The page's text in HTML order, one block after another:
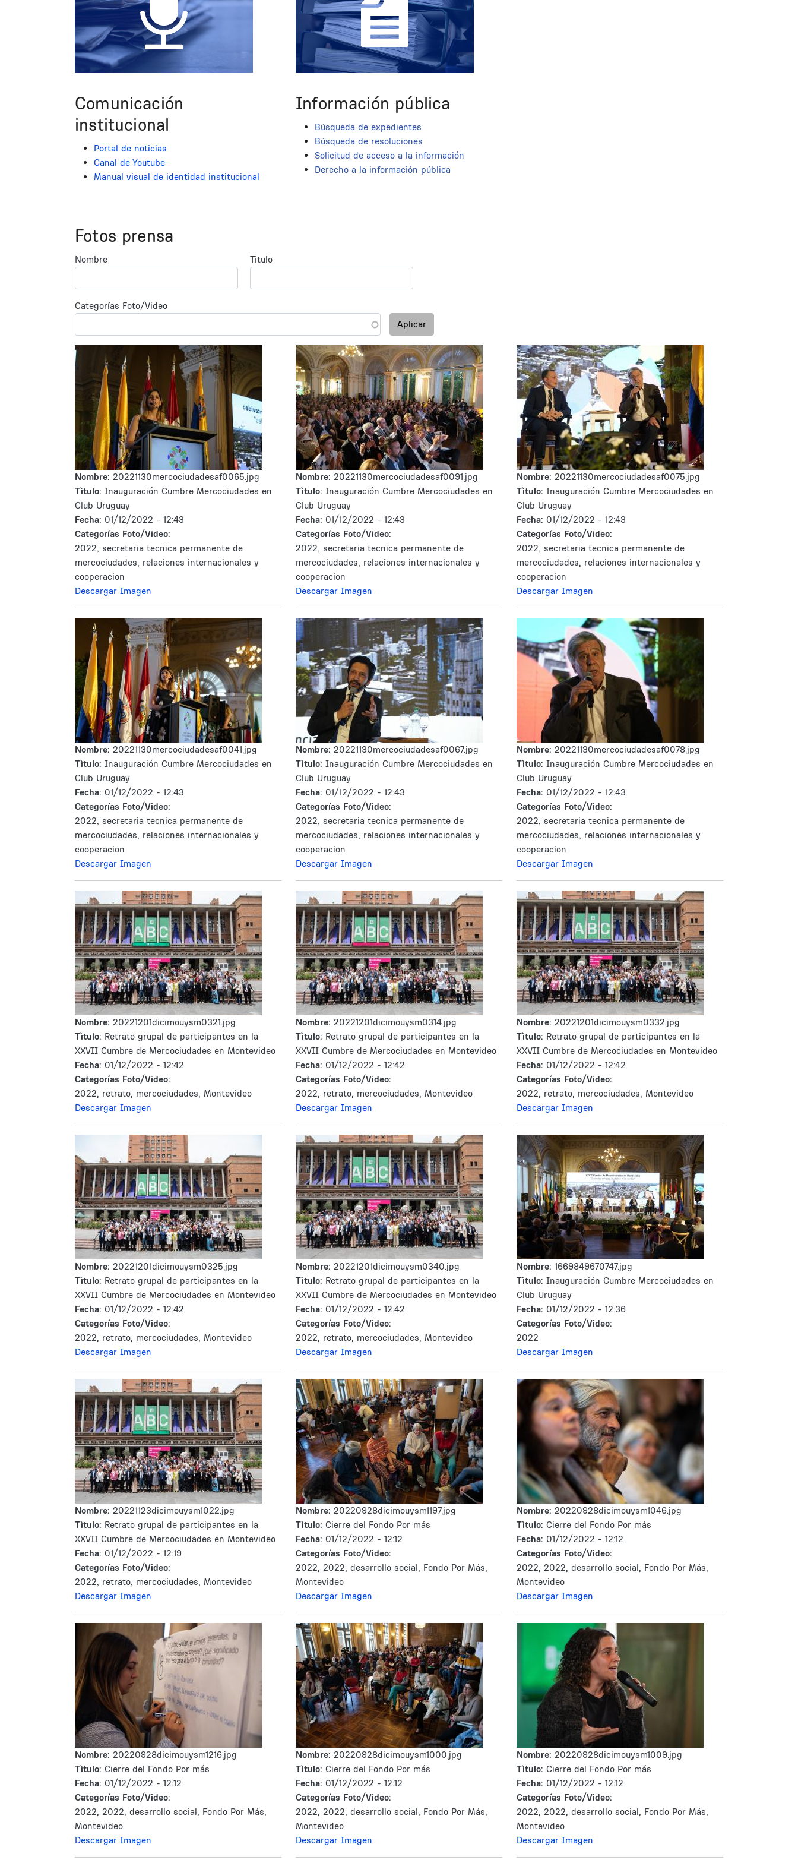
Comunicación
institucional
Portal de noticias
Canal de Youtube
Manual visual de identidad institucional
Información pública
Búsqueda de expedientes
Búsqueda de resoluciones
Solicitud de acceso a la información
Derecho a la información pública
Fotos prensa
Nombre Titulo
Categorías Foto/Video
Aplicar
Nombre: 20221130mercociudadesaf0065.jpg
Tìtulo: Inauguración Cumbre Mercociudades en
Club Uruguay
Fecha: 01/12/2022 - 12:43
Categorías Foto/Video:
2022, secretaria tecnica permanente de
mercociudades, relaciones internacionales y
cooperacion
Descargar Imagen
Nombre: 20221130mercociudadesaf0091.jpg
Tìtulo: Inauguración Cumbre Mercociudades en
Club Uruguay
Fecha: 01/12/2022 - 12:43
Categorías Foto/Video:
2022, secretaria tecnica permanente de
mercociudades, relaciones internacionales y
cooperacion
Descargar Imagen
Nombre: 20221130mercociudadesaf0075.jpg
Tìtulo: Inauguración Cumbre Mercociudades en
Club Uruguay
Fecha: 01/12/2022 - 12:43
Categorías Foto/Video:
2022, secretaria tecnica permanente de
mercociudades, relaciones internacionales y
cooperacion
Descargar Imagen
Nombre: 20221130mercociudadesaf0041.jpg
Tìtulo: Inauguración Cumbre Mercociudades en
Club Uruguay
Fecha: 01/12/2022 - 12:43
Categorías Foto/Video:
2022, secretaria tecnica permanente de
mercociudades, relaciones internacionales y
cooperacion
Descargar Imagen
Nombre: 20221130mercociudadesaf0067.jpg
Tìtulo: Inauguración Cumbre Mercociudades en
Club Uruguay
Fecha: 01/12/2022 - 12:43
Categorías Foto/Video:
2022, secretaria tecnica permanente de
mercociudades, relaciones internacionales y
cooperacion
Descargar Imagen
Nombre: 20221130mercociudadesaf0078.jpg
Tìtulo: Inauguración Cumbre Mercociudades en
Club Uruguay
Fecha: 01/12/2022 - 12:43
Categorías Foto/Video:
2022, secretaria tecnica permanente de
mercociudades, relaciones internacionales y
cooperacion
Descargar Imagen
Nombre: 20221201dicimouysm0321.jpg
Tìtulo: Retrato grupal de participantes en la
XXVII Cumbre de Mercociudades en Montevideo
Fecha: 01/12/2022 - 12:42
Categorías Foto/Video:
2022, retrato, mercociudades, Montevideo
Descargar Imagen
Nombre: 20221201dicimouysm0314.jpg
Tìtulo: Retrato grupal de participantes en la
XXVII Cumbre de Mercociudades en Montevideo
Fecha: 01/12/2022 - 12:42
Categorías Foto/Video:
2022, retrato, mercociudades, Montevideo
Descargar Imagen
Nombre: 20221201dicimouysm0332.jpg
Tìtulo: Retrato grupal de participantes en la
XXVII Cumbre de Mercociudades en Montevideo
Fecha: 01/12/2022 - 12:42
Categorías Foto/Video:
2022, retrato, mercociudades, Montevideo
Descargar Imagen
Nombre: 20221201dicimouysm0325.jpg
Tìtulo: Retrato grupal de participantes en la
XXVII Cumbre de Mercociudades en Montevideo
Fecha: 01/12/2022 - 12:42
Categorías Foto/Video:
2022, retrato, mercociudades, Montevideo
Descargar Imagen
Nombre: 20221201dicimouysm0340.jpg
Tìtulo: Retrato grupal de participantes en la
XXVII Cumbre de Mercociudades en Montevideo
Fecha: 01/12/2022 - 12:42
Categorías Foto/Video:
2022, retrato, mercociudades, Montevideo
Descargar Imagen
Nombre: 1669849670747.jpg
Tìtulo: Inauguración Cumbre Mercociudades en
Club Uruguay
Fecha: 01/12/2022 - 12:36
Categorías Foto/Video:
2022
Descargar Imagen
Nombre: 20221123dicimouysm1022.jpg
Tìtulo: Retrato grupal de participantes en la
XXVII Cumbre de Mercociudades en Montevideo
Fecha: 01/12/2022 - 12:19
Categorías Foto/Video:
2022, retrato, mercociudades, Montevideo
Descargar Imagen
Nombre: 20220928dicimouysm1197.jpg
Tìtulo: Cierre del Fondo Por más
Fecha: 01/12/2022 - 12:12
Categorías Foto/Video:
2022, 2022, desarrollo social, Fondo Por Más,
Montevideo
Descargar Imagen
Nombre: 20220928dicimouysm1046.jpg
Tìtulo: Cierre del Fondo Por más
Fecha: 01/12/2022 - 12:12
Categorías Foto/Video:
2022, 2022, desarrollo social, Fondo Por Más,
Montevideo
Descargar Imagen
Nombre: 20220928dicimouysm1216.jpg
Tìtulo: Cierre del Fondo Por más
Fecha: 01/12/2022 - 12:12
Categorías Foto/Video:
2022, 2022, desarrollo social, Fondo Por Más,
Montevideo
Descargar Imagen
Nombre: 20220928dicimouysm1000.jpg
Tìtulo: Cierre del Fondo Por más
Fecha: 01/12/2022 - 12:12
Categorías Foto/Video:
2022, 2022, desarrollo social, Fondo Por Más,
Montevideo
Descargar Imagen
Nombre: 20220928dicimouysm1009.jpg
Tìtulo: Cierre del Fondo Por más
Fecha: 01/12/2022 - 12:12
Categorías Foto/Video:
2022, 2022, desarrollo social, Fondo Por Más,
Montevideo
Descargar Imagen